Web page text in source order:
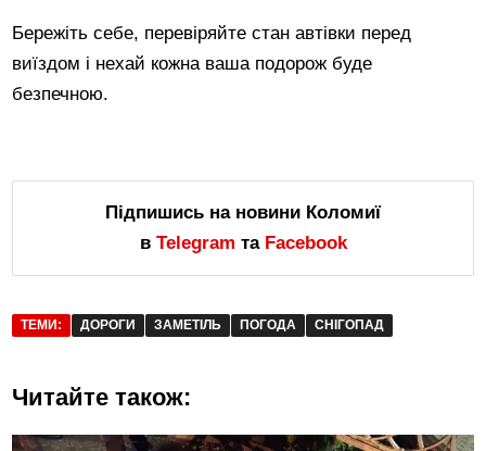
Бережіть себе, перевіряйте стан автівки перед
виїздом і нехай кожна ваша подорож буде
безпечною.
Підпишись на новини Коломиї
в Telegram та Facebook
ТЕМИ: ДОРОГИ ЗАМЕТІЛЬ ПОГОДА СНІГОПАД
Читайте також: